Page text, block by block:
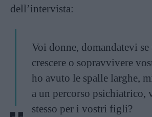
dell’intervista:
Voi donne, domandatevi se
crescere o sopravvivere
ho avuto le spalle larghe,
a un percorso psichiatrico,
stesso per i vostri figli?